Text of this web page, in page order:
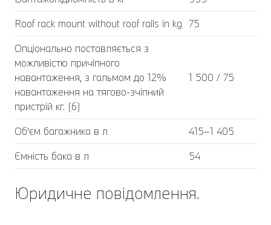
Roof rack mount without roof rails in kg 75
Опціонально поставляється з
можливістю причіпного
навантаження, з гальмом до 12%
навантаження на тягово-зчіпний
пристрій кг. (6)
1 500 / 75
Об'єм багажника в л
415–1 405
Ємність бака в л
54
Юридичне повідомлення.